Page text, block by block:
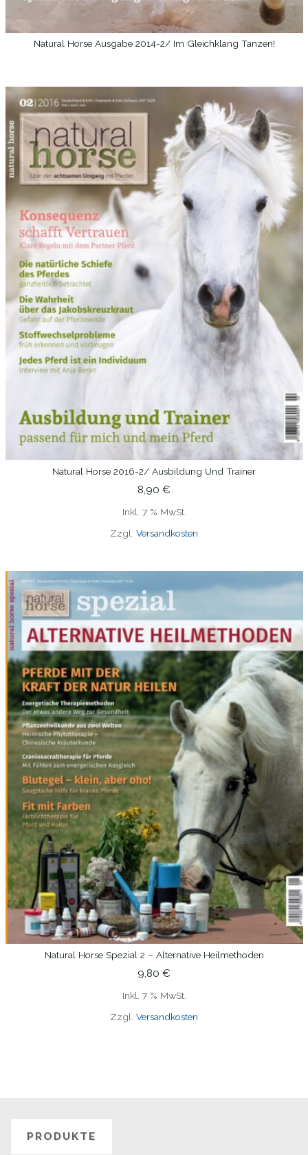
WEITERLESEN
Natural Horse Ausgabe 2014-2/ Im Gleichklang Tanzen!
IN DEN WARENKORB
Natural Horse 2016-2/ Ausbildung Und Trainer
8,90 €
Inkl. 7 % MwSt.
Zzgl. Versandkosten
IN DEN WARENKORB
Natural Horse Spezial 2 – Alternative Heilmethoden
9,80 €
Inkl. 7 % MwSt.
Zzgl. Versandkosten
PRODUKTE